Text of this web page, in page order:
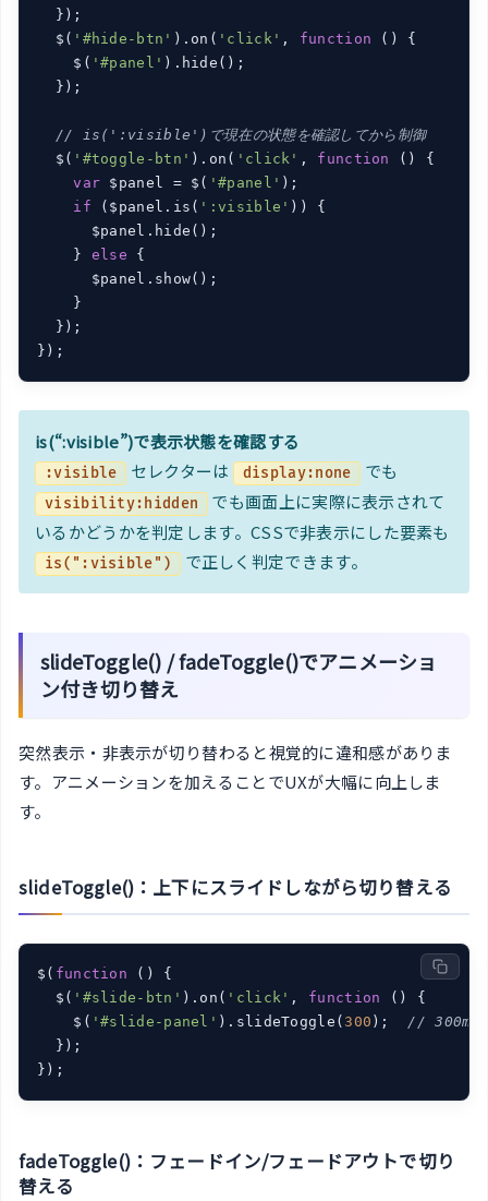
  });
  $(
'#hide-btn' ).on( 'click' , function ( ) {
    $(
'#panel' ).hide();
  });
// is(':visible')で現在の状態を確認してから制御
  $(
'#toggle-btn' ).on( 'click' , function ( ) {
var $panel = $( '#panel' );
if ($panel.is( ':visible' )) {
      $panel.hide();
    }
else {
      $panel.show();
    }
  });
});
is(“:visible”)で表示状態を確認する
:visible セレクターは display:none でも
visibility:hidden
でも画面上に実際に表示されて
いるかどうかを判定します。CSSで非表示にした要素も
is(":visible") で正しく判定できます。
slideToggle() / fadeToggle()でアニメーショ
ン付き切り替え
突然表示・非表示が切り替わると視覚的に違和感がありま
す。アニメーションを加えることでUXが大幅に向上しま
す。
slideToggle()：上下にスライドしながら切り替える
$( function ( ) {
  $(
'#slide-btn' ).on( 'click' , function ( ) {
    $(
'#slide-panel' ).slideToggle( 300 ); // 300ms
  });
});
fadeToggle()：フェードイン/フェードアウトで切り
替える